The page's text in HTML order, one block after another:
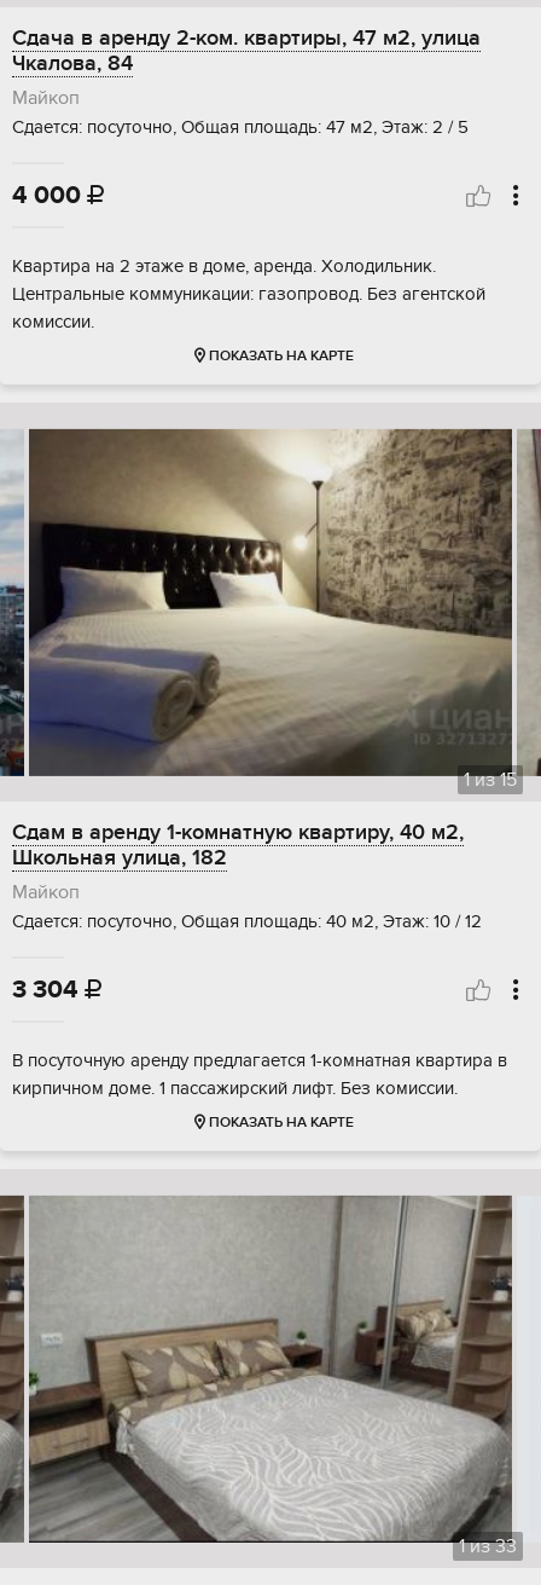
Сдача в аренду 2-ком. квартиры, 47 м2, улица
Чкалова, 84
Майкоп
Сдается: посуточно, Общая площадь: 47 м2, Этаж: 2 / 5
4 000 
Квартира на 2 этаже в доме, аренда. Холодильник.
Центральные коммуникации: газопровод. Без агентской
комиссии.
ПОКАЗАТЬ НА КАРТЕ
1из15
Сдам в аренду 1-комнатную квартиру, 40 м2,
Школьная улица, 182
Майкоп
Сдается: посуточно, Общая площадь: 40 м2, Этаж: 10 / 12
3 304 
В посуточную аренду предлагается 1-комнатная квартира в
кирпичном доме. 1 пассажирский лифт. Без комиссии.
ПОКАЗАТЬ НА КАРТЕ
1из33